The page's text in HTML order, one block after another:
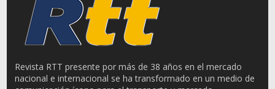
Revista RTT presente por más de 38 años en el mercado
nacional e internacional se ha transformado en un medio de